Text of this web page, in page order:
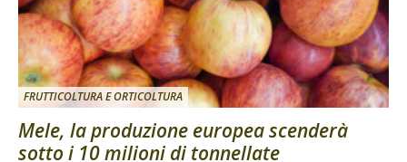
FRUTTICOLTURA E ORTICOLTURA
Mele, la produzione europea scenderà
sotto i 10 milioni di tonnellate